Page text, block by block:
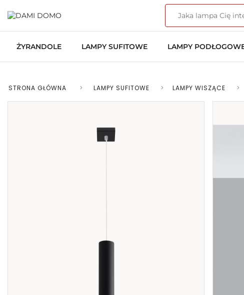
ŻYRANDOLE LAMPY SUFITOWE LAMPY
STRONA GŁÓWNA > LAMPY SUFITOWE > LAMPY WISZĄCE >